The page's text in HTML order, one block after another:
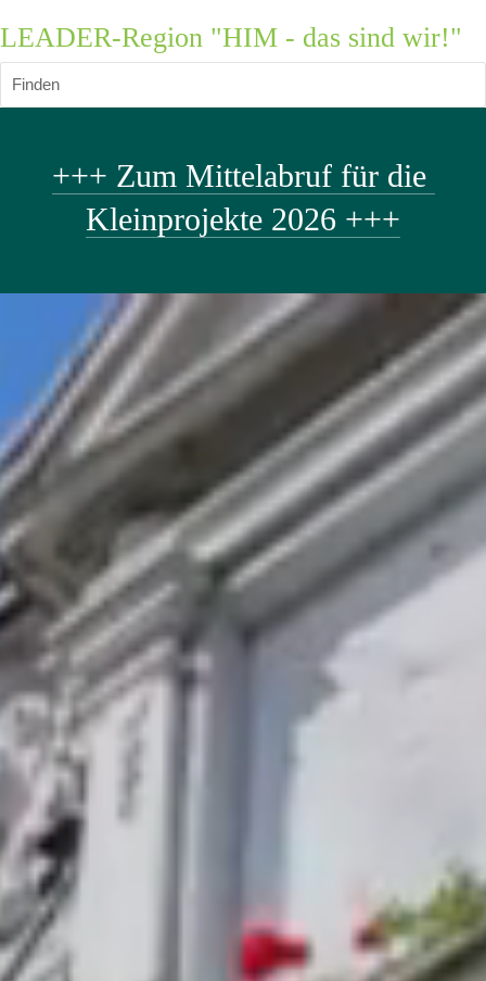
LEADER-Region "HIM - das sind wir!"
Finden
+++ Zum Mittelabruf für die
Kleinprojekte 2026 +++